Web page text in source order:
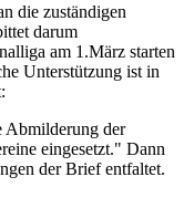
die zuständigen
darum
am 1.März starten
Unterstützung ist in
Abmilderung der
eingesetzt." Dann
der Brief entfaltet.